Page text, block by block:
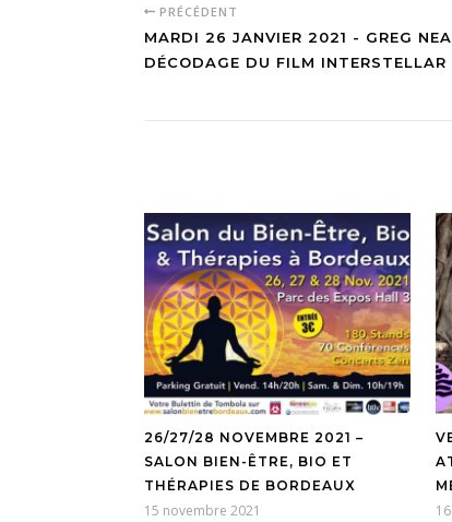
PRÉCÉDENT
MARDI 26 JANVIER 2021 - GREG
DÉCODAGE DU FILM INTERSTELLAR
26/27/28 NOVEMBRE 2021 –
SALON BIEN-ÊTRE, BIO ET
THÉRAPIES DE BORDEAUX
15 novembre 2021